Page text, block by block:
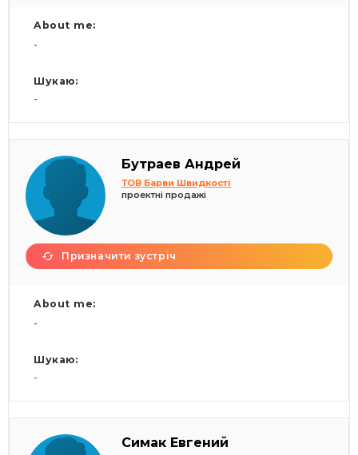
About me:
-
Шукаю:
-
Бутраев Андрей
ТОВ Барви Швидкості
проектні продажі
Призначити зустріч
About me:
-
Шукаю:
-
Симак Евгений